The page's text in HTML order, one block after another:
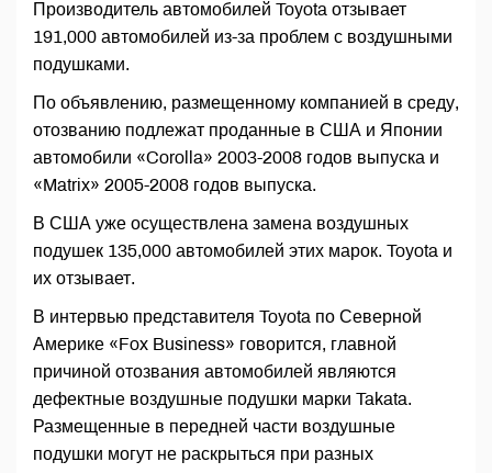
Производитель автомобилей Toyota отзывает
191,000 автомобилей из-за проблем с воздушными
подушками.
По объявлению, размещенному компанией в среду,
отозванию подлежат проданные в США и Японии
автомобили «Corolla» 2003-2008 годов выпуска и
«Matrix» 2005-2008 годов выпуска.
В США уже осуществлена замена воздушных
подушек 135,000 автомобилей этих марок. Toyota и
их отзывает.
В интервью представителя Toyota по Северной
Америке «Fox Business» говорится, главной
причиной отозвания автомобилей являются
дефектные воздушные подушки марки Takata.
Размещенные в передней части воздушные
подушки могут не раскрыться при разных